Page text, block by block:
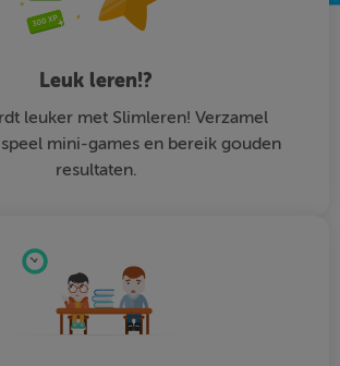
Leuk leren!?
leuker met Slimleren! Verzamel
mini-games en bereik gouden
resultaten.